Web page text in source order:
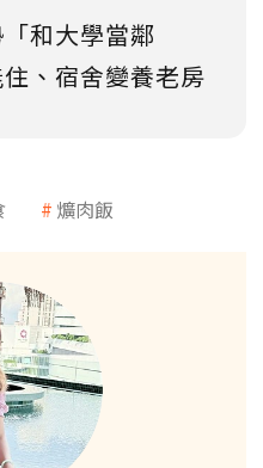
和大學當鄰
、宿舍變養老房
爌肉飯